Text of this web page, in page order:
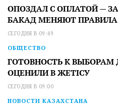
ОПОЗДАЛ С ОПЛАТОЙ —
БАКАД МЕНЯЮТ
СЕГОДНЯ В 09:49
ОБЩЕСТВО
ГОТОВНОСТЬ К ВЫБОРАМ
ОЦЕНИЛИ В ЖЕТІСУ
СЕГОДНЯ В 09:00
НОВОСТИ КАЗАХСТАНА